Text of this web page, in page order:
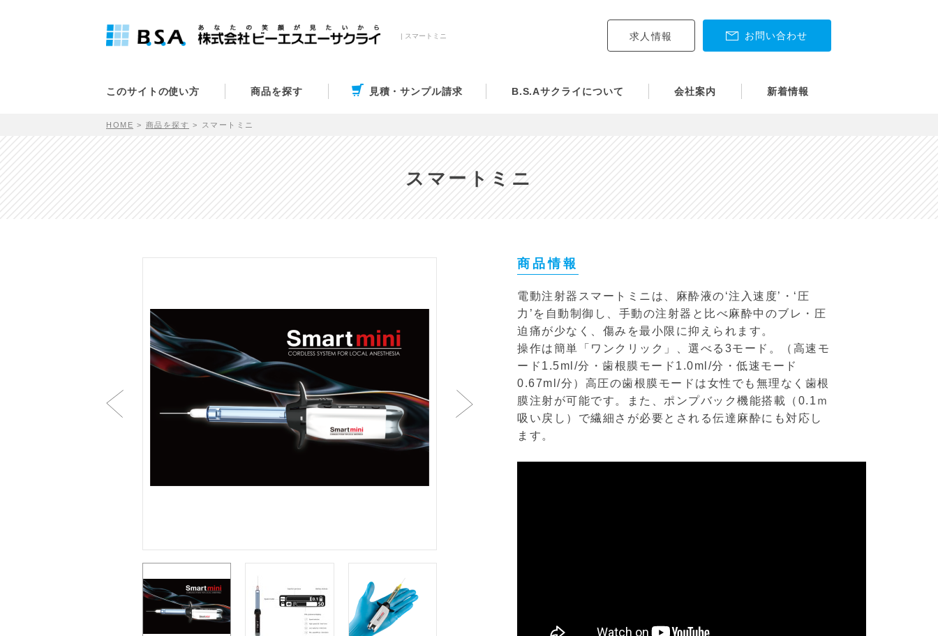
| スマートミニ お問い合わせ
求人情報
このサイトの使い方 商品を探す 見積・サンプル請求 B.S.Aサクライについて 会社案内 新着情報
HOME 商品を探す スマートミニ
スマートミニ
商品情報
電動注射器スマートミニは、麻酔液の‘注入速度’・‘圧
力’を自動制御し、手動の注射器と比べ麻酔中のブレ・圧
迫痛が少なく、傷みを最小限に抑えられます。
操作は簡単「ワンクリック」、選べる3モード。（高速モ
ード1.5ml/分・歯根膜モード1.0ml/分・低速モード
0.67ml/分）高圧の歯根膜モードは女性でも無理なく歯根
膜注射が可能です。また、ポンプバック機能搭載（0.1ｍ
吸い戻し）で繊細さが必要とされる伝達麻酔にも対応し
ます。